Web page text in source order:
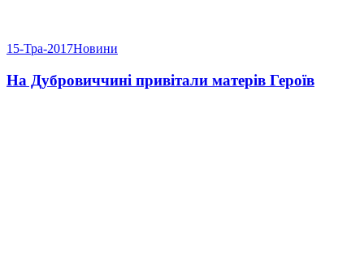
15-Тра-2017Новини
На Дубровиччині привітали матерів Героїв